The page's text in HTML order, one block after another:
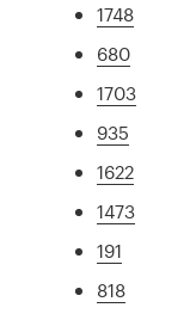
1748
680
1703
935
1622
1473
191
818